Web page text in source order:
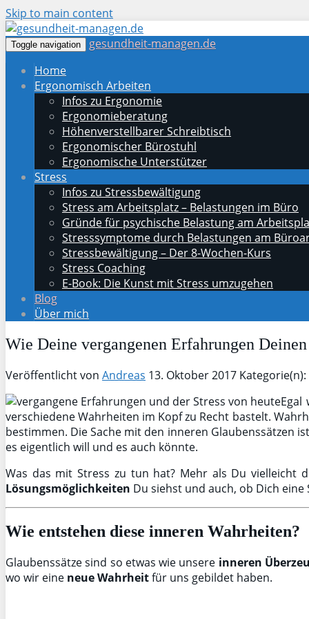
Skip to main content
Toggle navigation
gesundheit-managen.de
Home
Ergonomisch Arbeiten
Infos zu Ergonomie
Ergonomieberatung
Höhenverstellbarer Schreibtisch
Ergonomischer Bürostuhl
Ergonomische Unterstützer
Stress
Infos zu Stressbewältigung
Stress am Arbeitsplatz – Belastungen im Büro
Gründe für psychische Belastung am
Stresssymptome durch Belastungen am
Stressbewältigung – Der 8-Wochen-Kurs
Stress Coaching
E-Book: Die Kunst mit Stress umzugehen
Blog
Über mich
Wie Deine vergangenen Erfahrungen
Veröffentlicht von Andreas 13. Oktober 2017 Kategorie(n):
Egal
verschiedene Wahrheiten im Kopf zu Recht bastelt.
bestimmen. Die Sache mit den inneren Glaubenssätzen
es eigentlich will und es auch könnte.
Was das mit Stress zu tun hat? Mehr als Du vielleicht
Lösungsmöglichkeiten Du siehst und auch, ob Dich
Wie entstehen diese inneren Wahrheiten?
Glaubenssätze sind so etwas wie unsere inneren
wo wir eine neue Wahrheitfür uns gebildet haben.